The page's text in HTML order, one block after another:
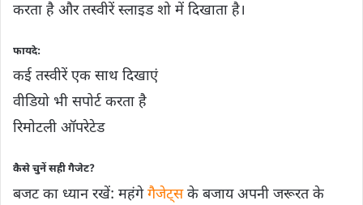
करता है और तस्वीरें स्लाइड शो में दिखाता है।
फायदे:
कई तस्वीरें एक साथ दिखाएं
वीडियो भी सपोर्ट करता है
रिमोटली ऑपरेटेड
कैसे चुनें सही गैजेट?
बजट का ध्यान रखें: महंगेगैजेट्सके बजाय अपनी जरूरत के